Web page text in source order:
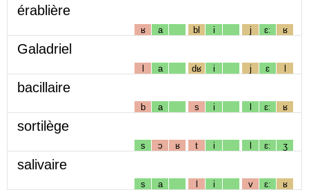
érablière
ʁ a bl i j ɛː ʁ
Galadriel
l a dʁ i j ɛ l
bacillaire
b a s i l ɛː ʁ
sortilège
s ɔ ʁ t i l ɛː ʒ
salivaire
s a l i v ɛː ʁ